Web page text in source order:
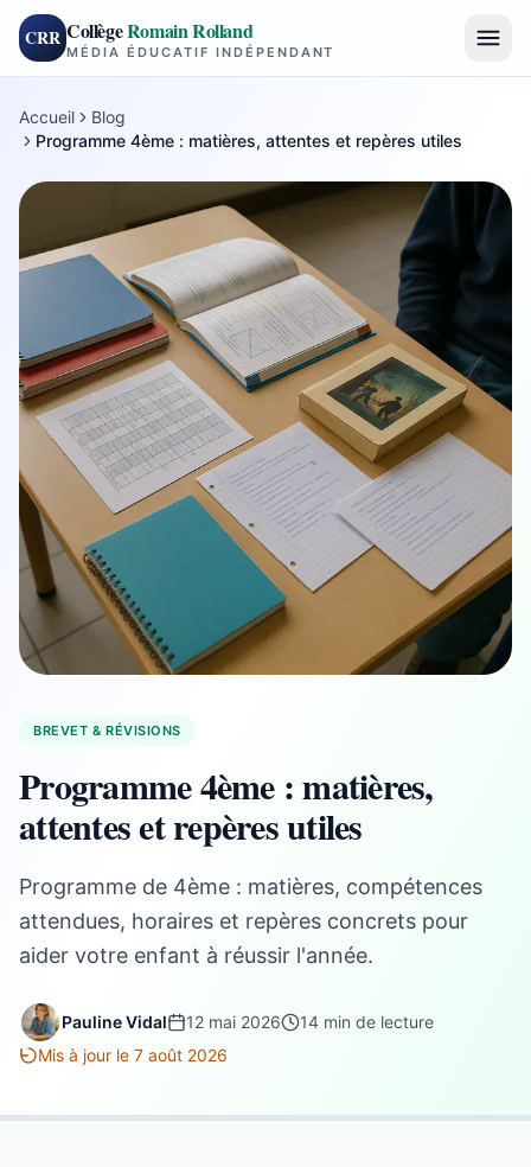
CRR CollègeRomain Rolland
MÉDIA ÉDUCATIF INDÉPENDANT
Accueil
Blog
Programme 4ème : matières, attentes et repères utiles
BREVET & RÉVISIONS
Programme 4ème : matières,
attentes et repères utiles
Programme de 4ème : matières, compétences
attendues, horaires et repères concrets pour
aider votre enfant à réussir l'année.
Pauline Vidal 12 mai 2026
14 min de lecture
Mis à jour le 7 août 2026